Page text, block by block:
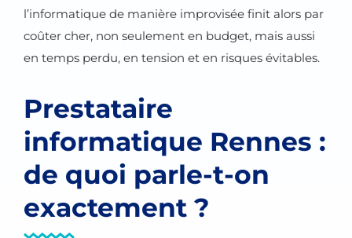
l’informatique de manière improvisée finit alors par
coûter cher, non seulement en budget, mais aussi
en temps perdu, en tension et en risques évitables.
Prestataire
informatique Rennes :
de quoi parle-t-on
exactement ?